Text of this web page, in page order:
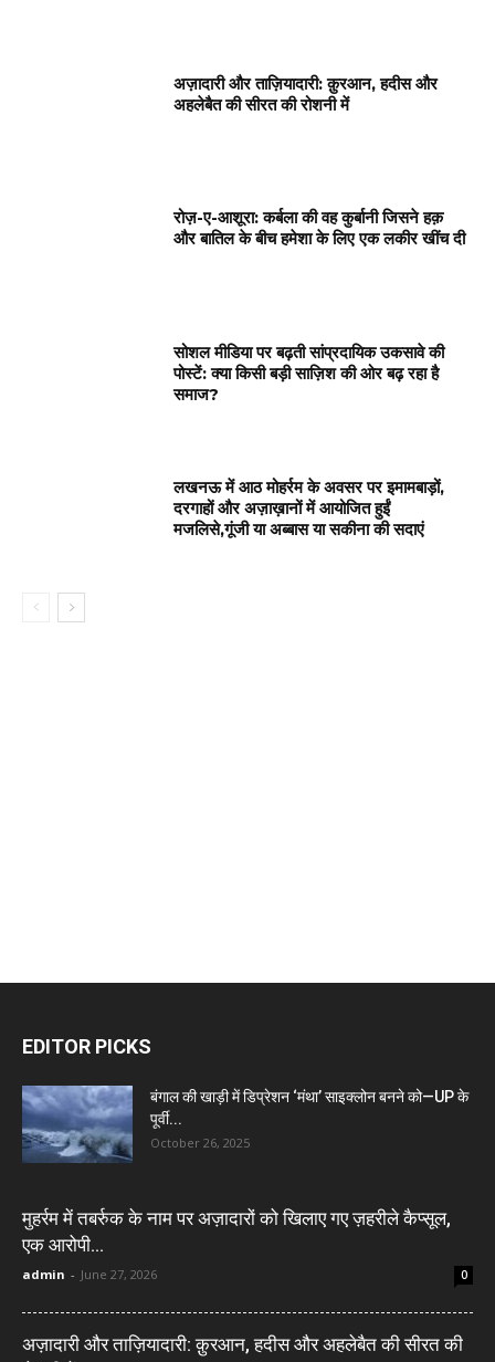
अज़ादारी और ताज़ियादारी: क़ुरआन, हदीस और
अहलेबैत की सीरत की रोशनी में
रोज़-ए-आशूरा: कर्बला की वह कुर्बानी जिसने हक़
और बातिल के बीच हमेशा के लिए एक लकीर खींच दी
सोशल मीडिया पर बढ़ती सांप्रदायिक उकसावे की
पोस्टें: क्या किसी बड़ी साज़िश की ओर बढ़ रहा है
समाज?
लखनऊ में आठ मोहर्रम के अवसर पर इमामबाड़ों,
दरगाहों और अज़ाख़ानों में आयोजित हुईं
मजलिसे,गूंजी या अब्बास या सकीना की सदाएं
EDITOR PICKS
बंगाल की खाड़ी में डिप्रेशन ‘मंथा’ साइक्लोन बनने को—UP के
पूर्वी...
October 26, 2025
मुहर्रम में तबर्रुक के नाम पर अज़ादारों को खिलाए गए ज़हरीले कैप्सूल,
एक आरोपी...
admin - June 27, 2026 0
अज़ादारी और ताज़ियादारी: क़ुरआन, हदीस और अहलेबैत की सीरत की